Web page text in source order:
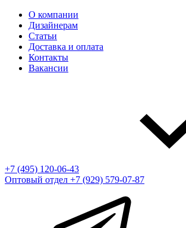
О компании
Дизайнерам
Статьи
Доставка и оплата
Контакты
Вакансии
+7 (495) 120-06-43
Оптовый отдел +7 (929) 579-07-87